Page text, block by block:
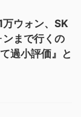
ウォン、SK
まで行くの
過小評価』と